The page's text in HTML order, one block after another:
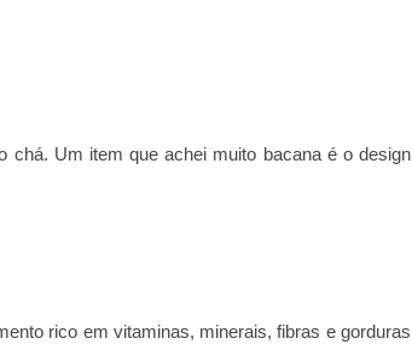
chá. Um item que achei muito bacana é o design
rico em vitaminas, minerais, fibras e gorduras